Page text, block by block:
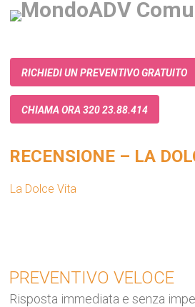
RICHIEDI UN PREVENTIVO GRATUITO
CHIAMA ORA 320 23.88.414
RECENSIONE – LA
La Dolce Vita
PREVENTIVO VELOCE
Risposta immediata e senza